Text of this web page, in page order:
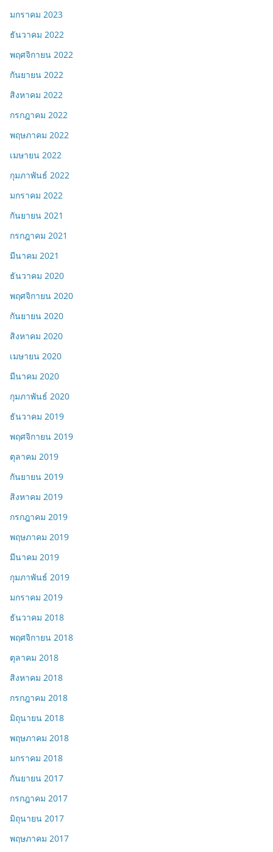
มกราคม 2023
ธันวาคม 2022
พฤศจิกายน 2022
กันยายน 2022
สิงหาคม 2022
กรกฎาคม 2022
พฤษภาคม 2022
เมษายน 2022
กุมภาพันธ์ 2022
มกราคม 2022
กันยายน 2021
กรกฎาคม 2021
มีนาคม 2021
ธันวาคม 2020
พฤศจิกายน 2020
กันยายน 2020
สิงหาคม 2020
เมษายน 2020
มีนาคม 2020
กุมภาพันธ์ 2020
ธันวาคม 2019
พฤศจิกายน 2019
ตุลาคม 2019
กันยายน 2019
สิงหาคม 2019
กรกฎาคม 2019
พฤษภาคม 2019
มีนาคม 2019
กุมภาพันธ์ 2019
มกราคม 2019
ธันวาคม 2018
พฤศจิกายน 2018
ตุลาคม 2018
สิงหาคม 2018
กรกฎาคม 2018
มิถุนายน 2018
พฤษภาคม 2018
มกราคม 2018
กันยายน 2017
กรกฎาคม 2017
มิถุนายน 2017
พฤษภาคม 2017